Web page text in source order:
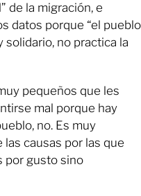
de la migración, e
datos porque “el pueblo
no practica la
pequeños que les
mal porque hay
no. Es muy
causas por las que
por gusto sino